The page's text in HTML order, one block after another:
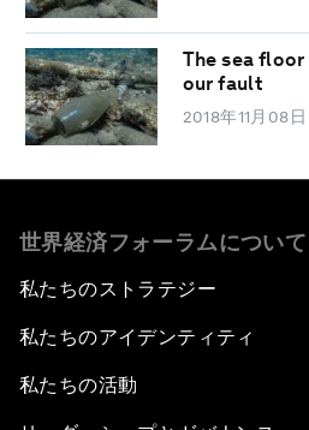
The sea
our fault
2018年11月08日
世界経済フォーラムについて
私たちのストラテジー
私たちのアイデンティティ
私たちの活動